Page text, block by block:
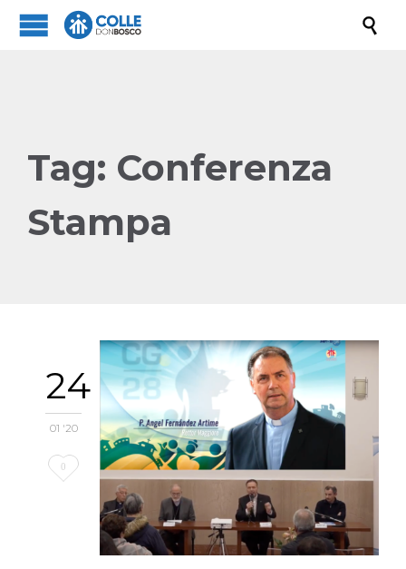

Tag: Conferenza
Stampa
24
01 '20
Love
0